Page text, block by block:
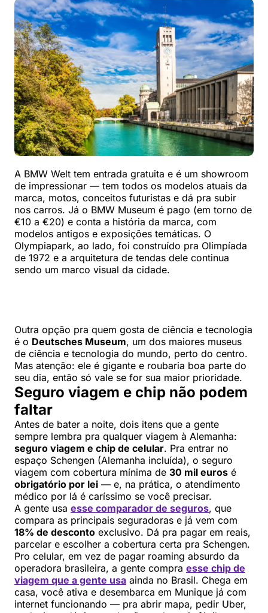
A BMW Welt tem entrada gratuita e é um showroom
de impressionar — tem todos os modelos atuais da
marca, motos, conceitos futuristas e dá pra subir
nos carros. Já o BMW Museum é pago (em torno de
€10 a €20) e conta a história da marca, com
modelos antigos e exposições temáticas. O
Olympiapark, ao lado, foi construído pra Olimpíada
de 1972 e a arquitetura de tendas dele continua
sendo um marco visual da cidade.
Outra opção pra quem gosta de ciência e tecnologia
é o Deutsches Museum, um dos maiores museus
de ciência e tecnologia do mundo, perto do centro.
Mas atenção: ele é gigante e roubaria boa parte do
seu dia, então só vale se for sua maior prioridade.
Seguro viagem e chip não podem
faltar
Antes de bater a noite, dois itens que a gente
sempre lembra pra qualquer viagem à Alemanha:
seguro viagem e chip de celular. Pra entrar no
espaço Schengen (Alemanha incluída), o seguro
viagem com cobertura mínima de 30 mil euros é
obrigatório por lei — e, na prática, o atendimento
médico por lá é caríssimo se você precisar.
A gente usa esse comparador de seguros, que
compara as principais seguradoras e já vem com
18% de desconto exclusivo. Dá pra pagar em reais,
parcelar e escolher a cobertura certa pra Schengen.
Pro celular, em vez de pagar roaming absurdo da
operadora brasileira, a gente compra esse chip de
viagem que a gente usa ainda no Brasil. Chega em
casa, você ativa e desembarca em Munique já com
internet funcionando — pra abrir mapa, pedir Uber,